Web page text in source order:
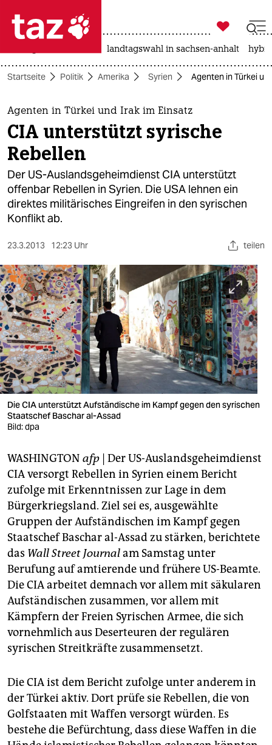
 taz zahl ich
taz zahl ich
themen
politik
öko
gesellschaft
kultur
sport
berlin
nord
wahrheit
verlag
verlag
veranstaltungen
shop
fragen & hilfe
unterstützen
abo
genossenschaft
epaper login

taz zahl ich
landtagswahl in sachsen-anhalt
Startseite Politik Amerika Syrien Agenten in Türkei
Agenten in Türkei und Irak im Einsatz
CIA unterstützt syrische
Rebellen
Der US-Auslandsgeheimdienst CIA unterstützt
offenbar Rebellen in Syrien. Die USA lehnen ein
direktes militärisches Eingreifen in den syrischen
Konflikt ab.
23.3.2013 12:23 Uhr teilen
Die CIA unterstützt Aufständische im Kampf gegen den syrischen
Staatschef Baschar al-Assad
Bild: dpa
WASHINGTON afp | Der US-Auslandsgeheimdienst
CIA versorgt Rebellen in Syrien einem Bericht
zufolge mit Erkenntnissen zur Lage in dem
Bürgerkriegsland. Ziel sei es, ausgewählte
Gruppen der Aufständischen im Kampf gegen
Staatschef Baschar al-Assad zu stärken, berichtete
das Wall Street Journalam Samstag unter
Berufung auf amtierende und frühere US-Beamte.
Die CIA arbeitet demnach vor allem mit säkularen
Aufständischen zusammen, vor allem mit
Kämpfern der Freien Syrischen Armee, die sich
vornehmlich aus Deserteuren der regulären
syrischen Streitkräfte zusammensetzt.
Die CIA ist dem Bericht zufolge unter anderem in
der Türkei aktiv. Dort prüfe sie Rebellen, die von
Golfstaaten mit Waffen versorgt würden. Es
bestehe die Befürchtung, dass diese Waffen in die